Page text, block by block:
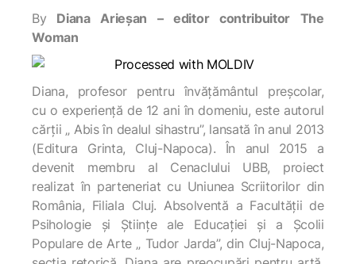
By Diana Arieșan – editor contribuitor The
Woman
Diana, profesor pentru învățământul preșcolar,
cu o experiență de 12 ani în domeniu, este autorul
cărții „ Abis în dealul sihastru”, lansată în anul 2013
(Editura Grinta, Cluj-Napoca). În anul 2015 a
devenit membru al Cenaclului UBB, proiect
realizat în parteneriat cu Uniunea Scriitorilor din
România, Filiala Cluj. Absolventă a Facultății de
Psihologie și Științe ale Educației și a Școlii
Populare de Arte „ Tudor Jarda”, din Cluj-Napoca,